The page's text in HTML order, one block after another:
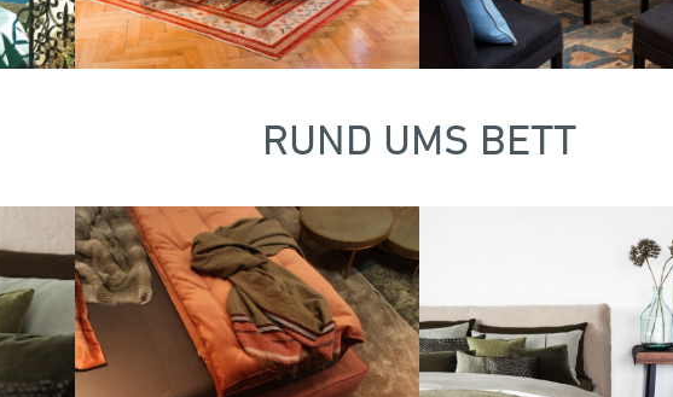
RUND UMS BETT